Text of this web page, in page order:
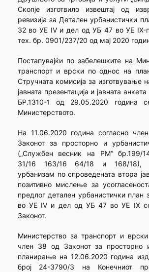
Скопје изготвило извештај од
ревизија за Детален урбанистички
32 во УЕ IV и дел од УБ 47 во УЕ IX-
тех. бр. 0901/237/20 од мај 2020
Постапувајќи по забелешките на
транспорт и врски по однос на
Стручната комисија за изготвување
јавната презентација и јавната
БР.1310-1 од 29.05.2020 година
Министерството.
На 11.06.2020 година согласно
Законот за просторно и
(„Службен весник на РМ“ бр.199/
31/16 163/16 64/18 и 168/18),
урбанизам по спроведената втора
позитивно мислење за
предлог детален урбанистички
во УЕ IV и дел од УБ 47 во УЕ IX
Законот.
Министерство за транспорт и
член 38 од Законот за просторно
планирање на 12.06.2020 година
број 24-3790/3 на Конечниот